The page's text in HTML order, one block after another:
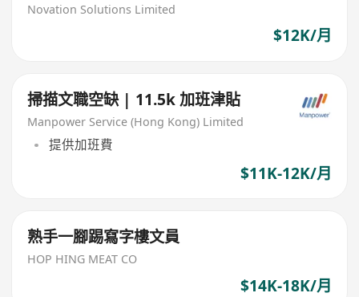
Novation Solutions Limited
$12K/月
掃描文職空缺 | 11.5k 加班津貼
Manpower Service (Hong Kong) Limited
提供加班費
$11K-12K/月
熟手一腳踢寫字樓文員
HOP HING MEAT CO
$14K-18K/月